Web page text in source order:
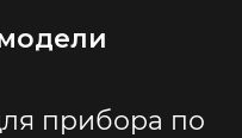
прибора по